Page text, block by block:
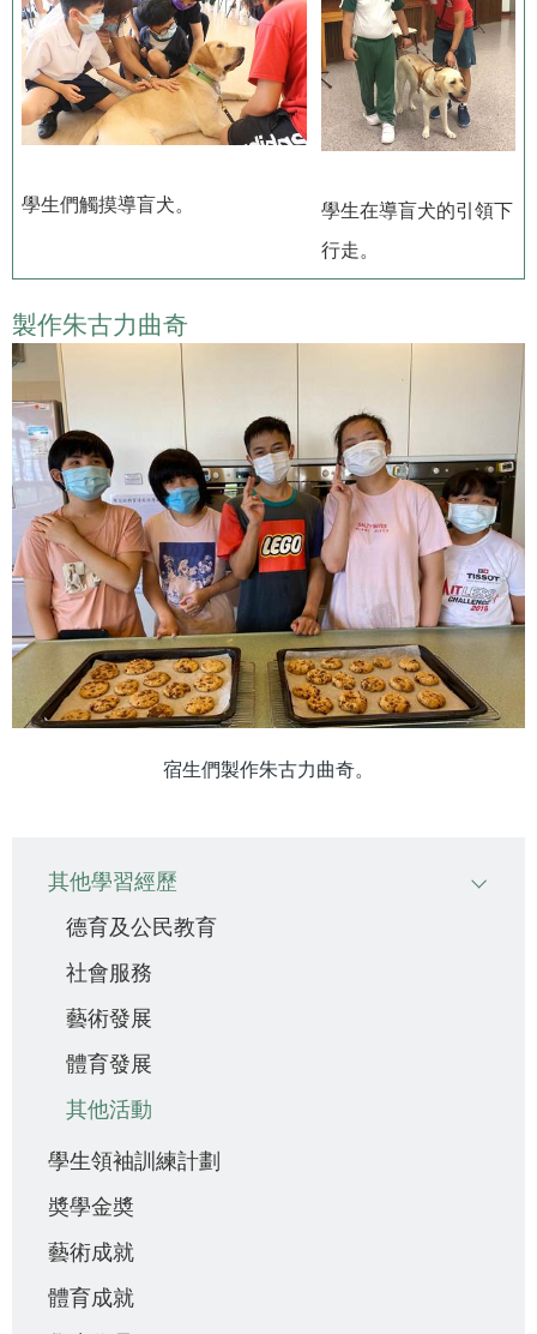
學生們觸摸導盲犬。
學生在導盲犬的引領下
行走。
製作朱古力曲奇
宿生們製作朱古力曲奇。
navigation
其他學習經歷
德育及公民教育
社會服務
藝術發展
體育發展
其他活動
學生領袖訓練計劃
奬學金奬
藝術成就
體育成就